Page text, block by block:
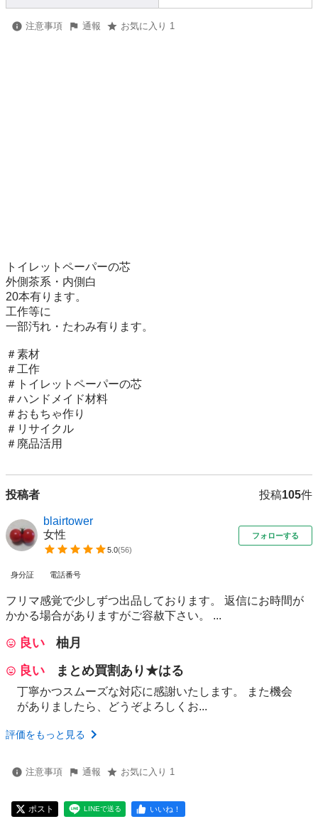
注意事項 通報 お気に入り 1
トイレットペーパーの芯
外側茶系・内側白
20本有ります。
工作等に
一部汚れ・たわみ有ります。
＃素材
＃工作
＃トイレットペーパーの芯
＃ハンドメイド材料
＃おもちゃ作り
＃リサイクル
＃廃品活用
投稿者 投稿105件
blairtower
女性
5.0(56)
フォローする
身分証 電話番号
フリマ感覚で少しずつ出品しております。 返信にお時間が
かかる場合がありますがご容赦下さい。 ...
良い
柚月
良い
まとめ買割あり★はる
丁寧かつスムーズな対応に感謝いたします。 また機会
がありましたら、どうぞよろしくお...
評価をもっと見る
注意事項 通報 お気に入り 1
ポスト LINEで送る いいね！